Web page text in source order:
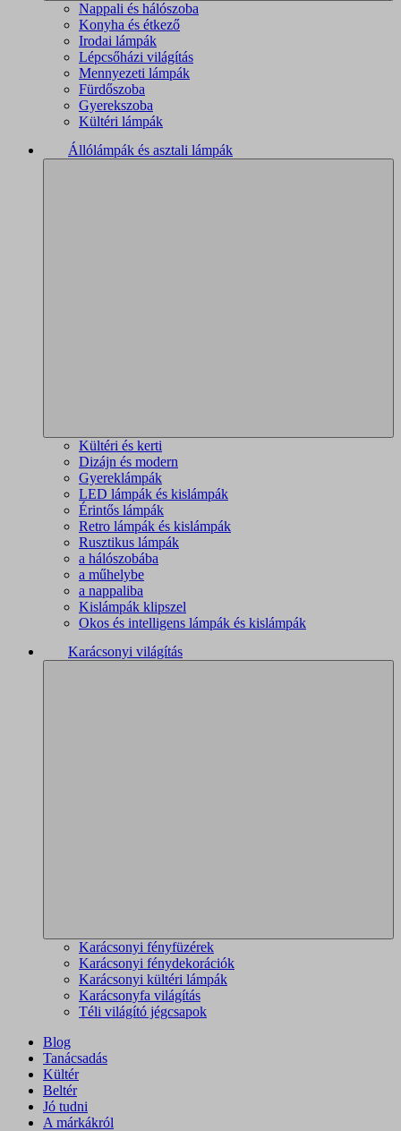
Nappali és hálószoba
Konyha és étkező
Irodai lámpák
Lépcsőházi világítás
Mennyezeti lámpák
Fürdőszoba
Gyerekszoba
Kültéri lámpák
Állólámpák és asztali lámpák
Kültéri és kerti
Dizájn és modern
Gyereklámpák
LED lámpák és kislámpák
Érintős lámpák
Retro lámpák és kislámpák
Rusztikus lámpák
a hálószobába
a műhelybe
a nappaliba
Kislámpák klipszel
Okos és intelligens lámpák és kislámpák
Karácsonyi világítás
Karácsonyi fényfüzérek
Karácsonyi fénydekorációk
Karácsonyi kültéri lámpák
Karácsonyfa világítás
Téli világító jégcsapok
Blog
Tanácsadás
Kültér
Beltér
Jó tudni
A márkákról